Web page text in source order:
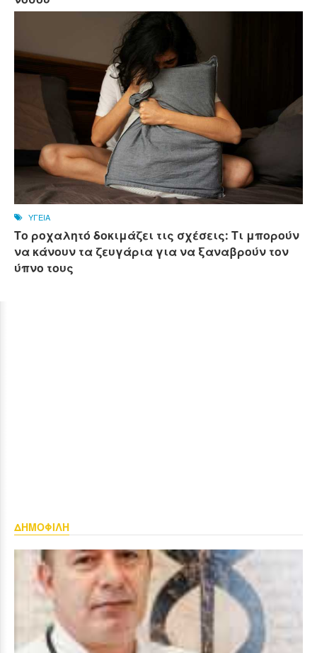
ΥΓΕΙΑ
Το ροχαλητό δοκιμάζει τις σχέσεις: Τι μπορούν
να κάνουν τα ζευγάρια για να ξαναβρούν τον
ύπνο τους
ΔΗΜΟΦΙΛΗ